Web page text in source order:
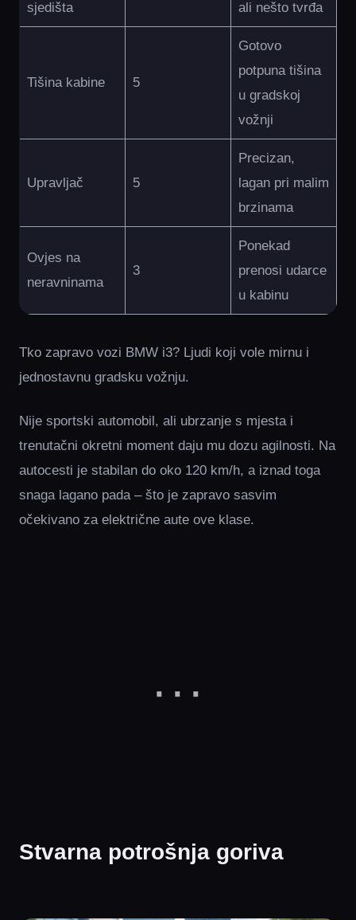
sjedišta
ali nešto tvrđa
Tišina kabine 5
Gotovo
potpuna tišina
u gradskoj
vožnji
Upravljač 5
Precizan,
lagan pri malim
brzinama
Ovjes na
neravninama
3
Ponekad
prenosi udarce
u kabinu
Tko zapravo vozi BMW i3? Ljudi koji vole mirnu i
jednostavnu gradsku vožnju.
Nije sportski automobil, ali ubrzanje s mjesta i
trenutačni okretni moment daju mu dozu agilnosti. Na
autocesti je stabilan do oko 120 km/h, a iznad toga
snaga lagano pada – što je zapravo sasvim
očekivano za električne aute ove klase.
Stvarna potrošnja goriva